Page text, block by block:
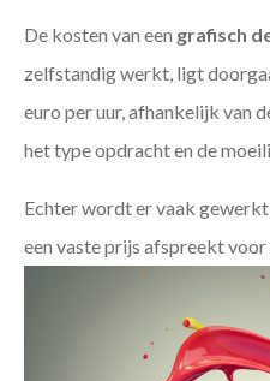
De kosten van een grafisch
zelfstandig werkt, ligt
euro per uur, afhankelijk van
het type opdracht en de
Echter wordt er vaak
een vaste prijs afspreekt